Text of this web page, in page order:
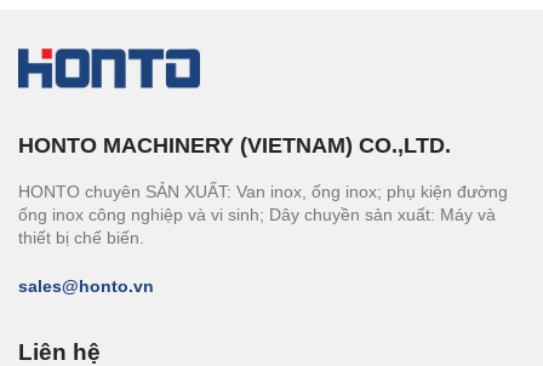
HONTO MACHINERY (VIETNAM) CO.,LTD.
HONTO chuyên SẢN XUẤT: Van inox, ống inox; phụ kiện đường
ống inox công nghiệp và vi sinh; Dây chuyền sản xuất: Máy và
thiết bị chế biến.
sales@honto.vn
Liên hệ